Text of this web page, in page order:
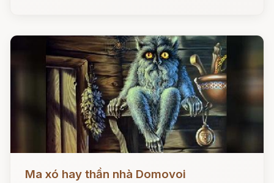
Ma xó hay thần nhà Domovoi